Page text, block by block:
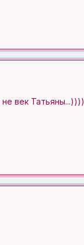
век Татьяны...))))